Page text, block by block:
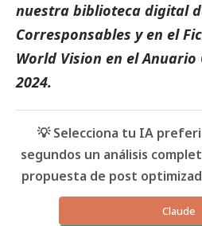
nuestra biblioteca digital
Corresponsables y en el
World Vision en elAnuario
2024.
💡 Selecciona tu IA
segundos un análisis
propuesta de post
Claude